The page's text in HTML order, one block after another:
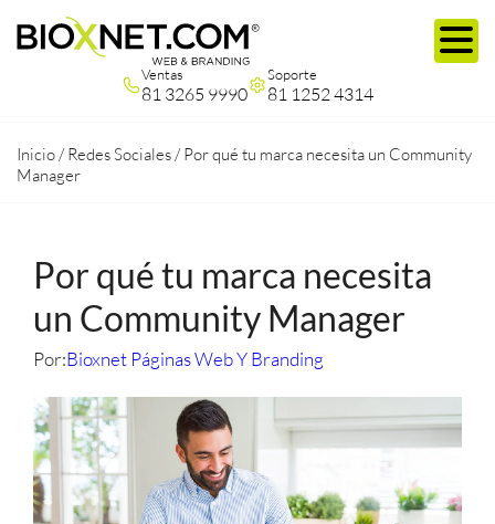
Ventas
81 3265 9990
Soporte
81 1252 4314
Inicio /Redes Sociales /Por qué tu marca necesita un Community
Manager
Por qué tu marca necesita
un Community Manager
Por:Bioxnet Páginas Web Y Branding